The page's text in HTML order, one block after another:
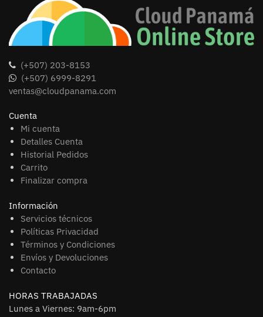
(+507) 203-8153
(+507) 6999-8291
ventas@cloudpanama.com
Cuenta
Mi cuenta
Detalles Cuenta
Historial Pedidos
Carrito
Finalizar compra
Información
Servicios técnicos
Políticas Privacidad
Términos y Condiciones
Envíos y Devoluciones
Contacto
HORAS TRABAJADAS
Lunes a Viernes: 9am-6pm